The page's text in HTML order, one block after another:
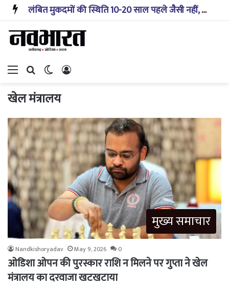
लंबित मुकदमों की स्थिति 10-20 साल पहले जैसी नहीं, प्रौद्योगिकी से मिले बहुत अच्छे परिणाम: सीजेआई
Menu Search forSwitch skin
खेल मंत्रालय
मुख्य समाचार
Nandkishoryadav May 9, 2026 0
ओडिशा ओपन की पुरस्कार राशि न मिलने पर गुप्ता ने खेल
मंत्रालय का दरवाजा खटखटाया